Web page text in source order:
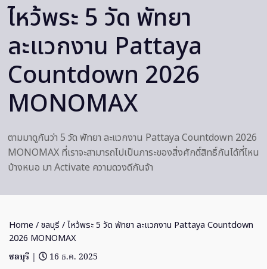
ไหว้พระ 5 วัด พัทยา
ละแวกงาน Pattaya
Countdown 2026
MONOMAX
ตามมาดูกันว่า 5 วัด พัทยา ละแวกงาน Pattaya Countdown 2026
MONOMAX ที่เราจะสามารถไปเป็นภาระของสิ่งศักดิ์สิทธิ์กันได้ที่ไหน
บ้างหนอ มา Activate ความดวงดีกันจ้า
Home /ชลบุรี / ไหว้พระ 5 วัด พัทยา ละแวกงาน Pattaya Countdown
2026 MONOMAX
ชลบุรี |
16 ธ.ค. 2025